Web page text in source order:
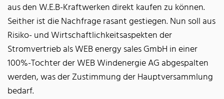
aus den W.E.B-Kraftwerken direkt kaufen zu können.
Seither ist die Nachfrage rasant gestiegen. Nun soll aus
Risiko- und Wirtschaftlichkeitsaspekten der
Stromvertrieb als WEB energy sales GmbH in einer
100%-Tochter der WEB Windenergie AG abgespalten
werden, was der Zustimmung der Hauptversammlung
bedarf.